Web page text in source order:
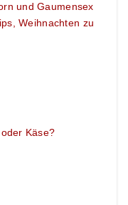
und Gaumensex
Weihnachten zu
Käse?